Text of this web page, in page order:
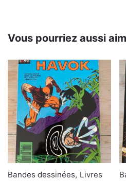
Vous pourriez aussi
Bandes dessinées, Livres